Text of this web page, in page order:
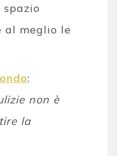
al meglio le
:
non è
la